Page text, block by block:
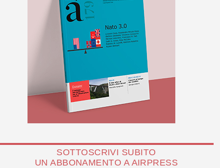
SOTTOSCRIVI SUBITO
UN ABBONAMENTO A AIRPRESS